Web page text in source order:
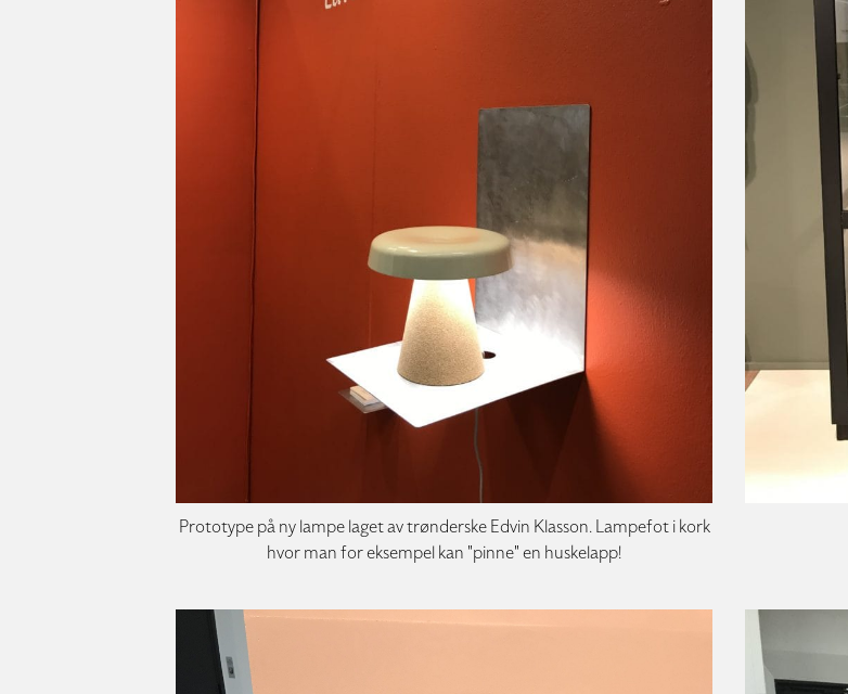
Prototype på ny lampe laget av trønderske Edvin Klasson. Lampefot i kork
hvor man for eksempel kan "pinne" en huskelapp!